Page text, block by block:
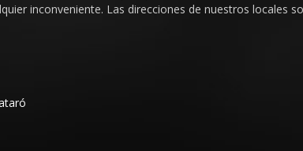
inconveniente. Las direcciones de nuestros locales